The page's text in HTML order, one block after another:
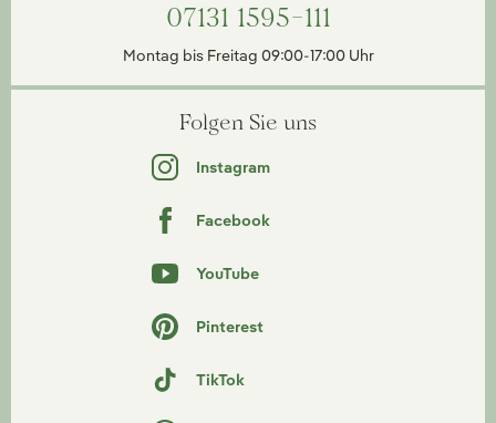
07131 1595-111
Montag bis Freitag 09:00-17:00 Uhr
Folgen Sie uns
Instagram
Facebook
YouTube
Pinterest
TikTok